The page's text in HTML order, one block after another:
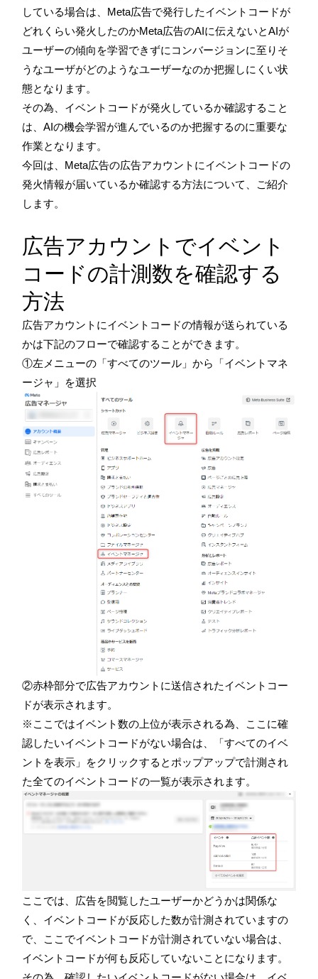
している場合は、Meta広告で発行したイベントコードが
どれくらい発火したのかMeta広告のAIに伝えないとAIが
ユーザーの傾向を学習できずにコンバージョンに至りそ
うなユーザがどのようなユーザーなのか把握しにくい状
態となります。
その為、イベントコードが発火しているか確認すること
は、AIの機会学習が進んでいるのか把握するのに重要な
作業となります。
今回は、Meta広告の広告アカウントにイベントコードの
発火情報が届いているか確認する方法について、ご紹介
します。
広告アカウントでイベント
コードの計測数を確認する
方法
広告アカウントにイベントコードの情報が送られている
かは下記のフローで確認することができます。
①左メニューの「すべてのツール」から「イベントマネ
ージャ」を選択
②赤枠部分で広告アカウントに送信されたイベントコー
ドが表示されます。
※ここではイベント数の上位が表示される為、ここに確
認したいイベントコードがない場合は、「すべてのイベ
ントを表示」をクリックするとポップアップで計測され
た全てのイベントコードの一覧が表示されます。
ここでは、広告を閲覧したユーザーかどうかは関係な
く、イベントコードが反応した数が計測されていますの
で、ここでイベントコードが計測されていない場合は、
イベントコードが何も反応していないことになります。